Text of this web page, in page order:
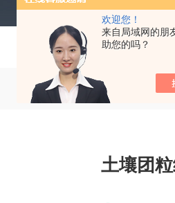
欢迎您！
来自局域网的朋
助您的吗？
当前位置：
土壤团